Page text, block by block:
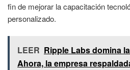
fin de mejorar la capacitación
personalizado.
LEER Ripple Labs domina
Ahora, la empresa